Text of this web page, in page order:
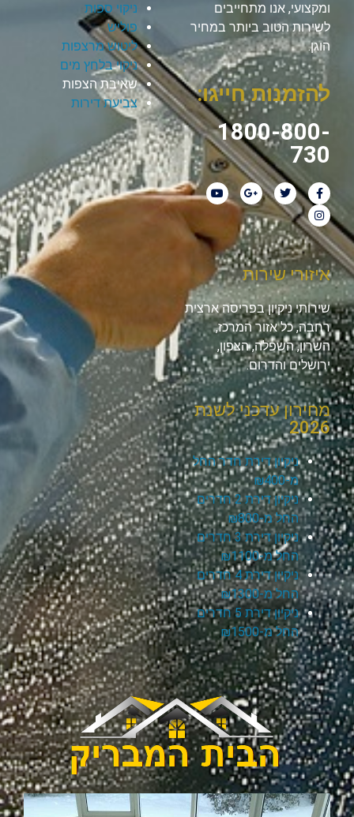
ומקצועי, אנו מתחייבים
לשירות הטוב ביותר במחיר
הוגן.
להזמנות חייגו:
1800-800-
730
ניקוי ספות
פוליש
ליטוש מרצפות
ניקוי בלחץ מים
שאיבת הצפות
צביעת דירות
איזורי שירות
שירותי ניקיון בפריסה ארצית
רחבה, כל אזור המרכז,
השרון, השפלה, הצפון,
ירושלים והדרום.
מחירון עדכני לשנת
2026
ניקיון דירת חדר החל
מ-₪400
ניקיון דירת 2 חדרים
החל מ-₪800
ניקיון דירת 3 חדרים
החל מ-₪1100
ניקיון דירת 4 חדרים
החל מ-₪1300
ניקיון דירת 5 חדרים
החל מ-₪1500